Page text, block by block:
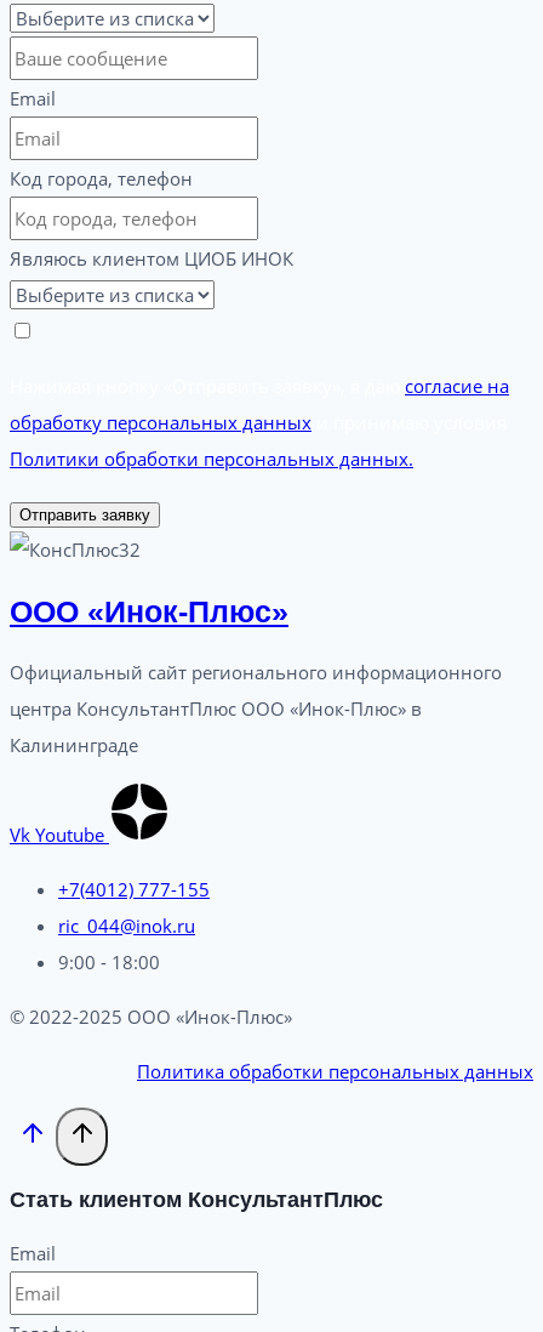
Email
Код города, телефон
Являюсь клиентом ЦИОБ ИНОК
согласие на
обработку персональных данных
Политики обработки персональных данных.
Отправить заявку
ООО «Инок-Плюс»
Официальный сайт регионального информационного
центра КонсультантПлюс ООО «Инок-Плюс» в
Калининграде
Vk Youtube
+7(4012) 777-155
ric_044@inok.ru
9:00 - 18:00
© 2022-2025 ООО «Инок-Плюс»
Политика обработки персональных данных
Стать клиентом КонсультантПлюс
Email